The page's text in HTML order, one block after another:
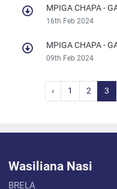
MPIGA CHAPA -
16th Feb 2024
MPIGA CHAPA -
09th Feb 2024
‹ 1 2 3
Wasiliana Nasi
BRELA